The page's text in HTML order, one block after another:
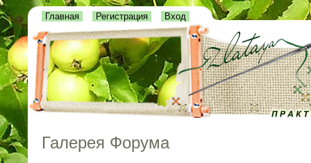
Главная Регистрация Вход
Галерея Форума